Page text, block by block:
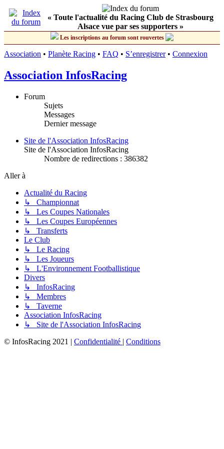
« Toute l'actualité du Racing Club de Strasbourg
Alsace vue par ses supporters »
Les inscriptions au forum sont rouvertes
Association • Planète Racing • FAQ • S’enregistrer• Connexion
Association InfosRacing
Forum
Sujets
Messages
Dernier message
Site de l'Association InfosRacing
Site de l'Association InfosRacing
Nombre de redirections : 386382
Aller à
Actualité du Racing
↳ Championnat
↳ Les Coupes Nationales
↳ Les Coupes Européennes
↳ Transferts
Le Club
↳ Le Racing
↳ Les Joueurs
↳ L'Environnement Footballistique
Divers
↳ InfosRacing
↳ Membres
↳ Taverne
Association InfosRacing
↳ Site de l'Association InfosRacing
© InfosRacing 2021 | Confidentialité | Conditions